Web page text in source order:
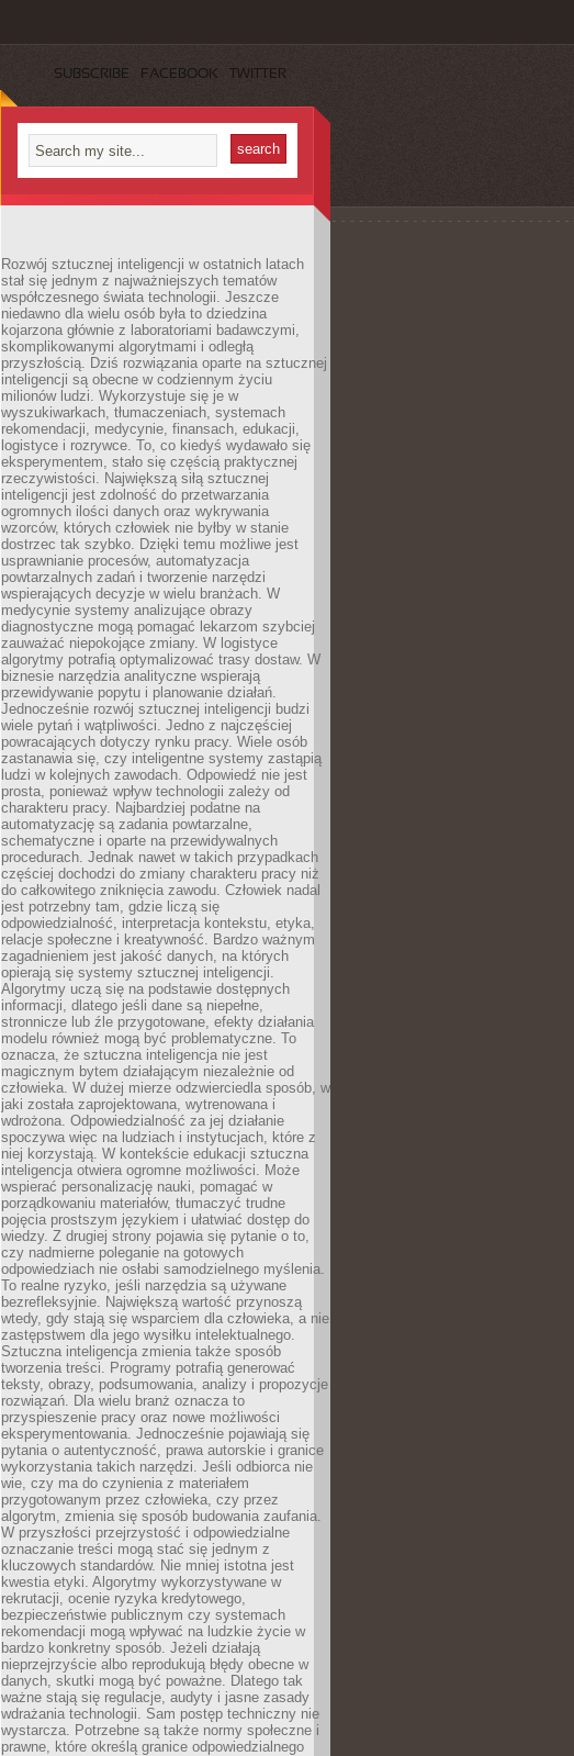
SUBSCRIBE FACEBOOK TWITTER
Rozwój sztucznej inteligencji w ostatnich latach
stał się jednym z najważniejszych tematów
współczesnego świata technologii. Jeszcze
niedawno dla wielu osób była to dziedzina
kojarzona głównie z laboratoriami badawczymi,
skomplikowanymi algorytmami i odległą
przyszłością. Dziś rozwiązania oparte na sztucznej
inteligencji są obecne w codziennym życiu
milionów ludzi. Wykorzystuje się je w
wyszukiwarkach, tłumaczeniach, systemach
rekomendacji, medycynie, finansach, edukacji,
logistyce i rozrywce. To, co kiedyś wydawało się
eksperymentem, stało się częścią praktycznej
rzeczywistości. Największą siłą sztucznej
inteligencji jest zdolność do przetwarzania
ogromnych ilości danych oraz wykrywania
wzorców, których człowiek nie byłby w stanie
dostrzec tak szybko. Dzięki temu możliwe jest
usprawnianie procesów, automatyzacja
powtarzalnych zadań i tworzenie narzędzi
wspierających decyzje w wielu branżach. W
medycynie systemy analizujące obrazy
diagnostyczne mogą pomagać lekarzom szybciej
zauważać niepokojące zmiany. W logistyce
algorytmy potrafią optymalizować trasy dostaw. W
biznesie narzędzia analityczne wspierają
przewidywanie popytu i planowanie działań.
Jednocześnie rozwój sztucznej inteligencji budzi
wiele pytań i wątpliwości. Jedno z najczęściej
powracających dotyczy rynku pracy. Wiele osób
zastanawia się, czy inteligentne systemy zastąpią
ludzi w kolejnych zawodach. Odpowiedź nie jest
prosta, ponieważ wpływ technologii zależy od
charakteru pracy. Najbardziej podatne na
automatyzację są zadania powtarzalne,
schematyczne i oparte na przewidywalnych
procedurach. Jednak nawet w takich przypadkach
częściej dochodzi do zmiany charakteru pracy niż
do całkowitego zniknięcia zawodu. Człowiek nadal
jest potrzebny tam, gdzie liczą się
odpowiedzialność, interpretacja kontekstu, etyka,
relacje społeczne i kreatywność. Bardzo ważnym
zagadnieniem jest jakość danych, na których
opierają się systemy sztucznej inteligencji.
Algorytmy uczą się na podstawie dostępnych
informacji, dlatego jeśli dane są niepełne,
stronnicze lub źle przygotowane, efekty działania
modelu również mogą być problematyczne. To
oznacza, że sztuczna inteligencja nie jest
magicznym bytem działającym niezależnie od
człowieka. W dużej mierze odzwierciedla sposób, w
jaki została zaprojektowana, wytrenowana i
wdrożona. Odpowiedzialność za jej działanie
spoczywa więc na ludziach i instytucjach, które z
niej korzystają. W kontekście edukacji sztuczna
inteligencja otwiera ogromne możliwości. Może
wspierać personalizację nauki, pomagać w
porządkowaniu materiałów, tłumaczyć trudne
pojęcia prostszym językiem i ułatwiać dostęp do
wiedzy. Z drugiej strony pojawia się pytanie o to,
czy nadmierne poleganie na gotowych
odpowiedziach nie osłabi samodzielnego myślenia.
To realne ryzyko, jeśli narzędzia są używane
bezrefleksyjnie. Największą wartość przynoszą
wtedy, gdy stają się wsparciem dla człowieka, a nie
zastępstwem dla jego wysiłku intelektualnego.
Sztuczna inteligencja zmienia także sposób
tworzenia treści. Programy potrafią generować
teksty, obrazy, podsumowania, analizy i propozycje
rozwiązań. Dla wielu branż oznacza to
przyspieszenie pracy oraz nowe możliwości
eksperymentowania. Jednocześnie pojawiają się
pytania o autentyczność, prawa autorskie i granice
wykorzystania takich narzędzi. Jeśli odbiorca nie
wie, czy ma do czynienia z materiałem
przygotowanym przez człowieka, czy przez
algorytm, zmienia się sposób budowania zaufania.
W przyszłości przejrzystość i odpowiedzialne
oznaczanie treści mogą stać się jednym z
kluczowych standardów. Nie mniej istotna jest
kwestia etyki. Algorytmy wykorzystywane w
rekrutacji, ocenie ryzyka kredytowego,
bezpieczeństwie publicznym czy systemach
rekomendacji mogą wpływać na ludzkie życie w
bardzo konkretny sposób. Jeżeli działają
nieprzejrzyście albo reprodukują błędy obecne w
danych, skutki mogą być poważne. Dlatego tak
ważne stają się regulacje, audyty i jasne zasady
wdrażania technologii. Sam postęp techniczny nie
wystarcza. Potrzebne są także normy społeczne i
prawne, które określą granice odpowiedzialnego